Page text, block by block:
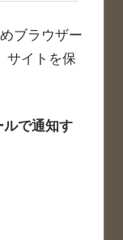
ブラウザー
サイトを保
で通知す